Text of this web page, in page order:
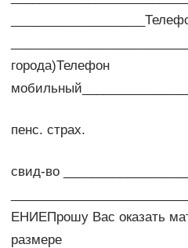
города)Телефон
пенс. страх.
свид-во
ЕНИЕПрошу Вас оказать
размере